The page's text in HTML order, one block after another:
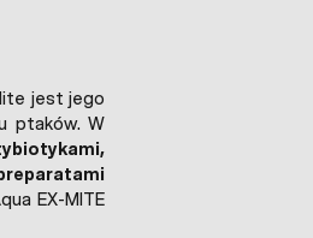
jest jego
ptaków. W
EX-MITE